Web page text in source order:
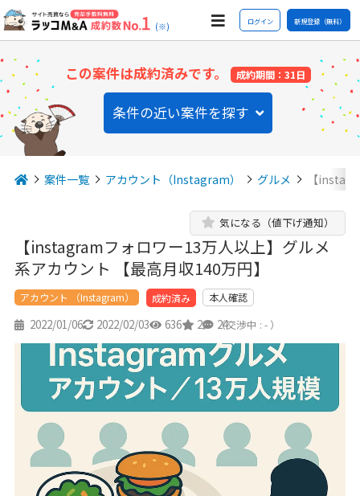
(※) ログイン 新規登録（無料）
この案件は成約済みです。 成約期間：31日
条件の近い案件を探す
案件一覧 アカウント（Instagram） グルメ 【
【instagramフォロワー13万人以上】グルメ
系アカウント 【最高月収140万円】
気になる（値下げ通知）
アカウント （Instagram） 成約済み 本人確認
2022/01/06 2022/02/03 636 2 24
（交渉中 : - ）